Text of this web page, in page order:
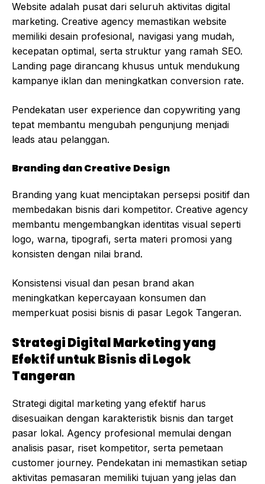
Website adalah pusat dari seluruh aktivitas digital
marketing. Creative agency memastikan website
memiliki desain profesional, navigasi yang mudah,
kecepatan optimal, serta struktur yang ramah SEO.
Landing page dirancang khusus untuk mendukung
kampanye iklan dan meningkatkan conversion rate.
Pendekatan user experience dan copywriting yang
tepat membantu mengubah pengunjung menjadi
leads atau pelanggan.
Branding dan Creative Design
Branding yang kuat menciptakan persepsi positif dan
membedakan bisnis dari kompetitor. Creative agency
membantu mengembangkan identitas visual seperti
logo, warna, tipografi, serta materi promosi yang
konsisten dengan nilai brand.
Konsistensi visual dan pesan brand akan
meningkatkan kepercayaan konsumen dan
memperkuat posisi bisnis di pasar Legok Tangeran.
Strategi Digital Marketing yang
Efektif untuk Bisnis di Legok
Tangeran
Strategi digital marketing yang efektif harus
disesuaikan dengan karakteristik bisnis dan target
pasar lokal. Agency profesional memulai dengan
analisis pasar, riset kompetitor, serta pemetaan
customer journey. Pendekatan ini memastikan setiap
aktivitas pemasaran memiliki tujuan yang jelas dan